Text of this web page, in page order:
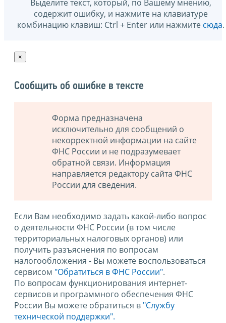
Выделите текст, который, по Вашему мнению,
содержит ошибку, и нажмите на клавиатуре
комбинацию клавиш: Ctrl + Enter или нажмите сюда.
×
Сообщить об ошибке в тексте
Форма предназначена
исключительно для сообщений о
некорректной информации на сайте
ФНС России и не подразумевает
обратной связи. Информация
направляется редактору сайта ФНС
России для сведения.
Если Вам необходимо задать какой-либо вопрос
о деятельности ФНС России (в том числе
территориальных налоговых органов) или
получить разъяснения по вопросам
налогообложения - Вы можете воспользоваться
сервисом "Обратиться в ФНС России".
По вопросам функционирования интернет-
сервисов и программного обеспечения ФНС
России Вы можете обратиться в "Службу
технической поддержки".